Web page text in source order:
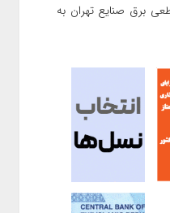
برق صنایع تهران به